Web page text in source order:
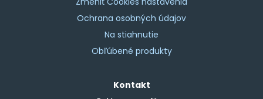
Ochrana osobných údajov
Na stiahnutie
Obľúbené produkty
Kontakt